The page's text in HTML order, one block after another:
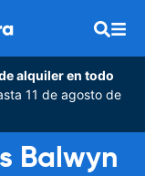
alquiler en todo
11 de agosto de
Balwyn